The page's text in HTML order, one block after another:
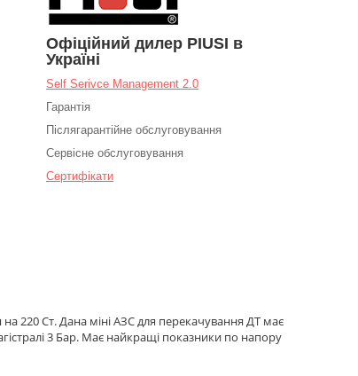
Офіційний дилер PIUSI в
Україні
Self Serivce Management 2.0
Гарантія
Післягарантійне обслуговування
Сервісне обслуговування
Сертифікати
220 Ст. Дана міні АЗС для перекачування ДТ має
3 Бар. Має найкращі показники по напору